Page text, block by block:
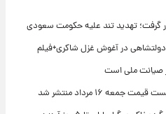
گرفت؛ تهدید تند علیه حکومت سعودی
در آغوش غزل شاکری+فیلم
صیانت ملی است
۱۶ مرداد منتشر شد